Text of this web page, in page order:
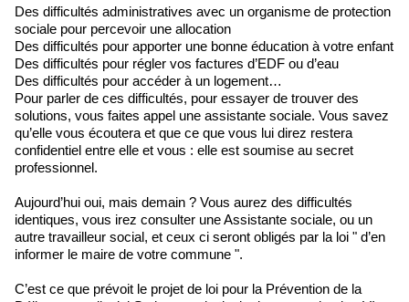
Des difficultés administratives avec un organisme de protection
sociale pour percevoir une allocation
Des difficultés pour apporter une bonne éducation à votre enfant
Des difficultés pour régler vos factures d’EDF ou d’eau
Des difficultés pour accéder à un logement…
Pour parler de ces difficultés, pour essayer de trouver des
solutions, vous faites appel une assistante sociale. Vous savez
qu’elle vous écoutera et que ce que vous lui direz restera
confidentiel entre elle et vous : elle est soumise au secret
professionnel.
Aujourd’hui oui, mais demain ? Vous aurez des difficultés
identiques, vous irez consulter une Assistante sociale, ou un
autre travailleur social, et ceux ci seront obligés par la loi " d’en
informer le maire de votre commune ".
C’est ce que prévoit le projet de loi pour la Prévention de la